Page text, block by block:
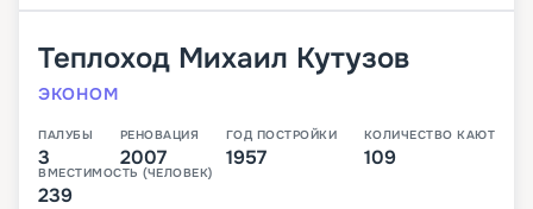
Теплоход Михаил Кутузов
ЭКОНОМ
ПАЛУБЫ
3
РЕНОВАЦИЯ
2007
ГОД ПОСТРОЙКИ
1957
КОЛИЧЕСТВО КАЮТ
109
ВМЕСТИМОСТЬ (ЧЕЛОВЕК)
239